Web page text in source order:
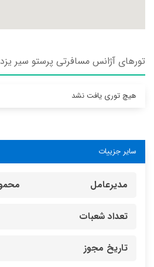
تورهای آژانس مسافرتی پرستو سير يزد
هیچ توری یافت نشد
سایر جزییات
مدیرعامل
تعداد شعبات
تاریخ مجوز